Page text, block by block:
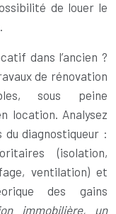
de louer le
dans l’ancien ?
de rénovation
sous peine
location. Analysez
diagnostiqueur :
(isolation,
ventilation) et
des gains
immobilière, un